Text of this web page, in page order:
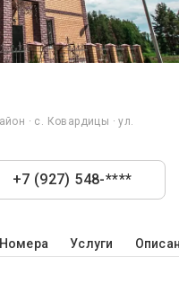
· с. Ковардицы · ул.
+7 (927) 548-****
Номера Услуги